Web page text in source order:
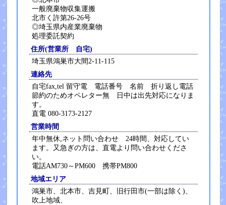
一般廃棄物収集運搬
北市く許第26-26号
◎埼玉県内産業廃棄物
処理委託契約
住所(営業所 自宅)
埼玉県鴻巣市大間2-11-115
連絡先
自宅fax,tel 留守電 電話番号 名前 折り返し電話
節約のためオペレター無 日中は出先対応になりま
す。
直電 080-3173-2127
営業時間
年中無休,ネット問い合わせ 24時間、対応してい
ます。又急ぎの方は、直電より問い合わせくださ
い。
電話AM730～PM600 携帯PM800
地域エリア
鴻巣市、北本市、吉見町、旧行田市(一部は除く)、
吹上地域、